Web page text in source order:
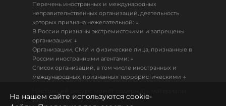
Перечень иностранных и международных
неправительственных организаций, деятельность
которых признана нежелательной: ↓
В России признаны экстремистскими и запрещены
организации: ↓
Организации, СМИ и физические лица, признанные в
России иностранными агентами: ↓
Список организаций, в том числе иностранных и
международных, признанных террористическими ↓
18+
На нашем сайте используются cookie-